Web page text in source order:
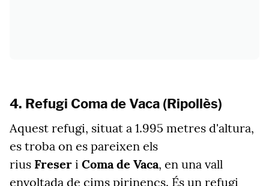
4. Refugi Coma de Vaca (Ripollès)
Aquest refugi, situat a 1.995 metres d'altura,
es troba on es pareixen els
rius Freser i Coma de Vaca, en una vall
envoltada de cims pirinencs. És un refugi